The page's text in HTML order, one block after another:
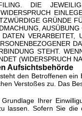
DIE
GRÜNDE
STEHT.
(WIDERSPRUCH
Aufsichts­behörde
den Betroffenen
Verstoßes zu. Das
Ihrer
lassen. Sofern Sie